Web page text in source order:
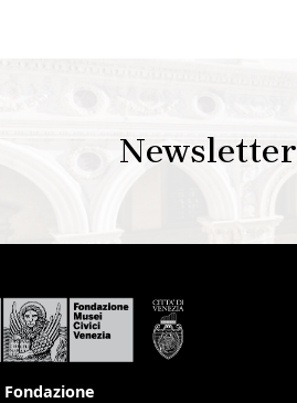
Newsletter
Fondazione